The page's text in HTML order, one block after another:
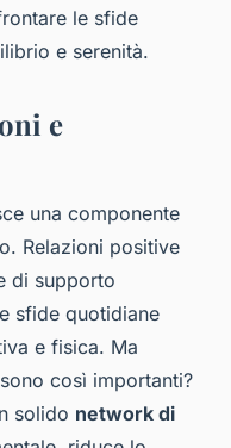
le sfide
e serenità.
e
una componente
Relazioni positive
di supporto
sfide quotidiane
e fisica. Ma
così importanti?
solido network di